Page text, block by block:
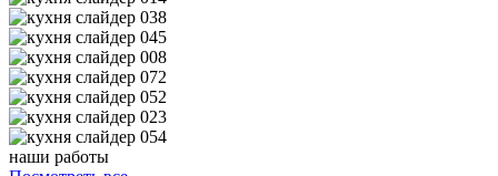
наши работы